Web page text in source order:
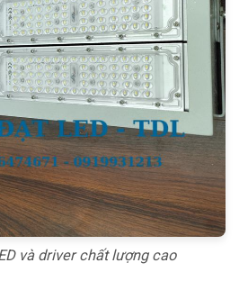
và driver chất lượng cao